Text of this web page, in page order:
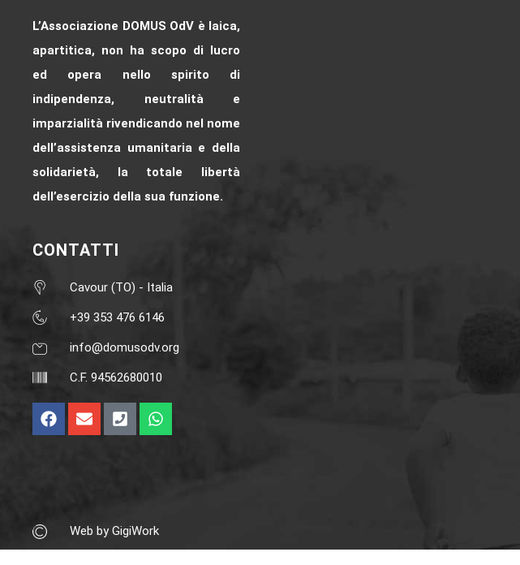
L’Associazione DOMUS OdV è laica,
apartitica, non ha scopo di lucro
ed opera nello spirito di
indipendenza, neutralità e
imparzialità rivendicando nel nome
dell’assistenza umanitaria e della
solidarietà, la totale libertà
dell’esercizio della sua funzione.
CONTATTI
Cavour (TO) - Italia
+39 353 476 6146‬
info@domusodv.org
C.F. 94562680010
Web by GigiWork